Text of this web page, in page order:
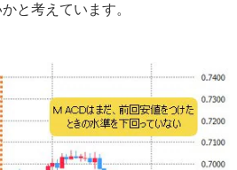
と考えています。